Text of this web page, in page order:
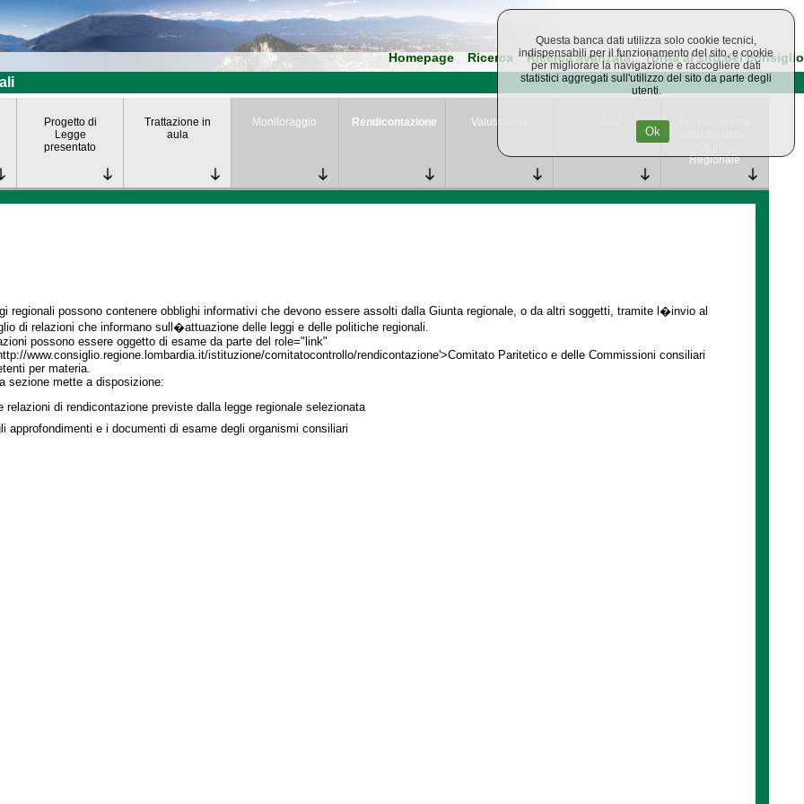
Homepage Ricerca Ricerca avanzata Torna al sito del consiglio
Progetto di
Legge
presentato
Trattazione in
aula
Monitoraggio Rendicontazione Valutazione
Regionale
regionali possono contenere obblighi informativi che devono essere assolti dalla Giunta regionale, o da altri soggetti, tramite l�invio al
di relazioni che informano sull�attuazione delle leggi e delle politiche regionali.
possono essere oggetto di esame da parte del role="link"
www.consiglio.regione.lombardia.it/istituzione/comitatocontrollo/rendicontazione'>Comitato Paritetico e delle Commissioni consiliari
per materia.
sezione mette a disposizione:
relazioni di rendicontazione previste dalla legge regionale selezionata
approfondimenti e i documenti di esame degli organismi consiliari
Questa banca dati utilizza solo cookie tecnici,
indispensabili per il funzionamento del sito, e cookie
per migliorare la navigazione e raccogliere dati
statistici aggregati sull'utilizzo del sito da parte degli
utenti.
Ok